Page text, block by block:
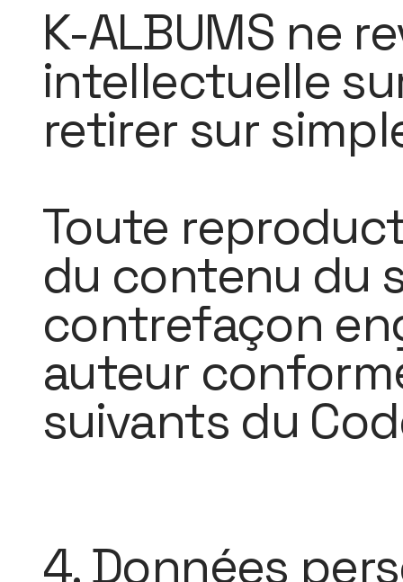
K-ALBUMS ne
intellectuelle
retirer sur
Toute
du contenu du
contrefaçon
auteur
suivants du
4. Données